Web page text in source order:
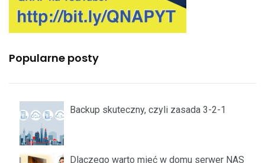
Popularne posty
Backup skuteczny, czyli zasada 3-2-1
Dlaczego warto mieć w domu serwer NAS